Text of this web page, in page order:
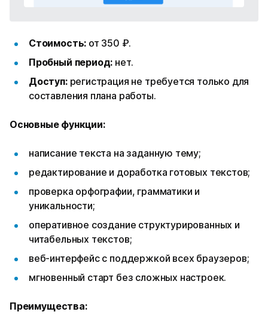
Стоимость: от 350 ₽.
Пробный период: нет.
Доступ: регистрация не требуется только для
составления плана работы.
Основные функции:
написание текста на заданную тему;
редактирование и доработка готовых текстов;
проверка орфографии, грамматики и
уникальности;
оперативное создание структурированных и
читабельных текстов;
веб-интерфейс с поддержкой всех браузеров;
мгновенный старт без сложных настроек.
Преимущества: